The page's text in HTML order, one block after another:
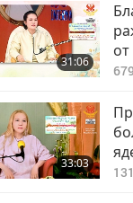
31:06
от
33:03